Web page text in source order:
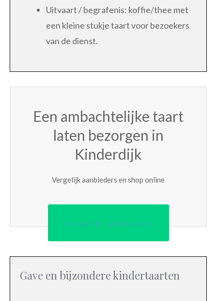
Uitvaart / begrafenis: koffie/thee met
een kleine stukje taart voor bezoekers
van de dienst.
Een ambachtelijke taart
laten bezorgen in
Kinderdijk
Vergelijk aanbieders en shop online
Vergelijk aanbieders
Gave en bijzondere kindertaarten